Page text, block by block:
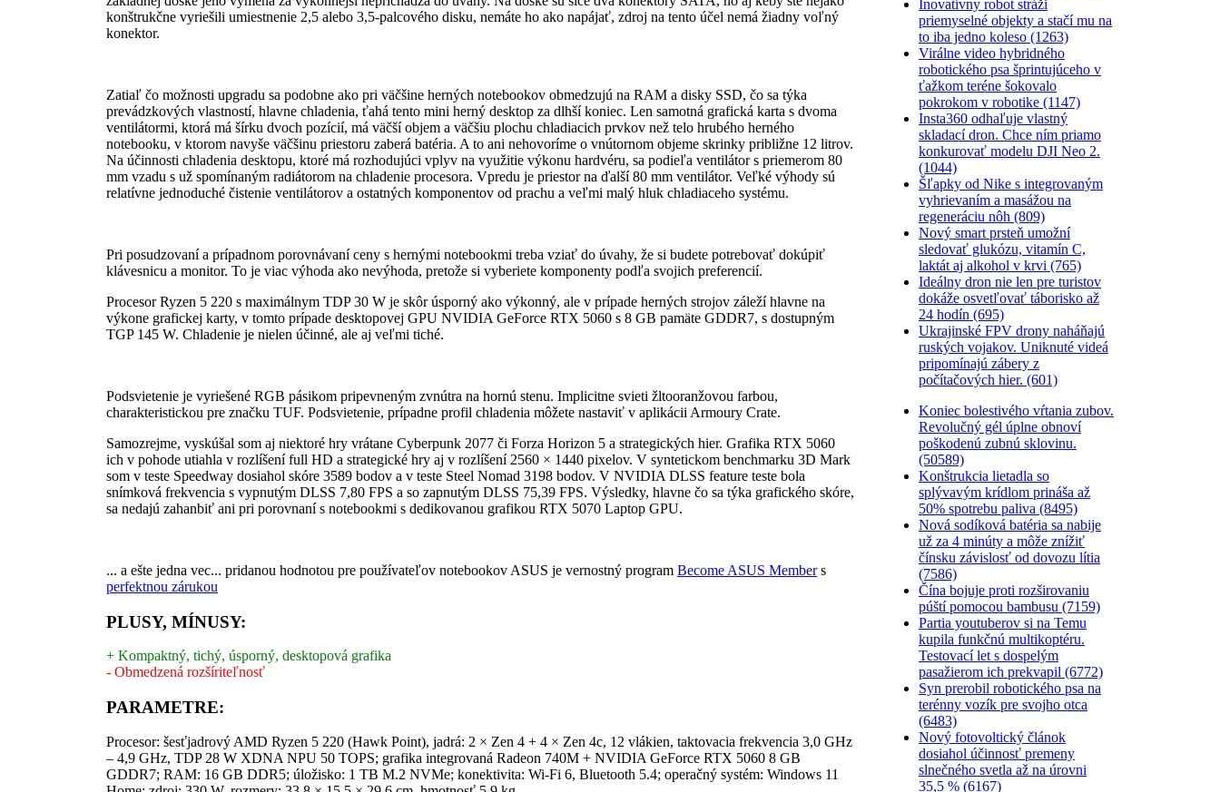
konštrukčne vyriešili umiestnenie 2,5 alebo 3,5-palcového disku, nemáte ho ako napájať, zdroj na tento účel nemá žiadny voľný
konektor.
Zatiaľ čo možnosti upgradu sa podobne ako pri väčšine herných notebookov obmedzujú na RAM a disky SSD, čo sa týka
prevádzkových vlastností, hlavne chladenia, ťahá tento mini herný desktop za dlhší koniec. Len samotná grafická karta s dvoma
ventilátormi, ktorá má šírku dvoch pozícií, má väčší objem a väčšiu plochu chladiacich prvkov než telo hrubého herného
notebooku, v ktorom navyše väčšinu priestoru zaberá batéria. A to ani nehovoríme o vnútornom objeme skrinky približne 12 litrov.
Na účinnosti chladenia desktopu, ktoré má rozhodujúci vplyv na využitie výkonu hardvéru, sa podieľa ventilátor s priemerom 80
mm vzadu s už spomínaným radiátorom na chladenie procesora. Vpredu je priestor na ďalší 80 mm ventilátor. Veľké výhody sú
relatívne jednoduché čistenie ventilátorov a ostatných komponentov od prachu a veľmi malý hluk chladiaceho systému.
Pri posudzovaní a prípadnom porovnávaní ceny s hernými ­notebookmi treba vziať do úvahy, že si budete potrebovať dokúpiť
klávesnicu a monitor. To je viac výhoda ako nevýhoda, pretože si vyberiete komponenty podľa svojich preferencií.
Procesor Ryzen 5 220 s maximálnym TDP 30 W je skôr úsporný ako výkonný, ale v prípade herných strojov záleží hlavne na
výkone grafickej karty, v tomto prípade desktopovej GPU NVIDIA GeForce RTX 5060 s 8 GB pamäte GDDR7, s dostupným
TGP 145 W. Chladenie je nielen účinné, ale aj veľmi tiché.
Podsvietenie je vyriešené RGB pásikom pripevneným zvnútra na hornú stenu. Implicitne svieti žltooranžovou farbou,
charakteristickou pre značku TUF. Podsvietenie, prípadne profil chladenia môžete nastaviť v aplikácii Armoury Crate.
Samozrejme, vyskúšal som aj niektoré hry vrátane Cyberpunk 2077 či Forza Horizon 5 a strategických hier. Grafika RTX 5060
ich v pohode utiahla v rozlíšení full HD a strategické hry aj v rozlíšení 2560 × 1440 pixelov. V syntetickom bench­marku 3D Mark
som v teste Speedway dosiahol skóre 3589 bodov a v teste Steel Nomad 3198 bodov. V NVIDIA DLSS feature teste bola
snímková frekvencia s vypnutým DLSS 7,80 FPS a so zapnutým DLSS 75,39 FPS. Výsledky, hlavne čo sa týka grafického skóre,
sa nedajú zahanbiť ani pri porovnaní s notebookmi s dedikovanou grafikou RTX 5070 Laptop GPU.
... a ešte jedna vec... pridanou hodnotou pre používateľov notebookov ASUS je vernostný program Become ASUS Members
perfektnou zárukou
PLUSY, MÍNUSY:
+ Kompaktný, tichý, úsporný, desktopová grafika
- Obmedzená rozšíriteľnosť
PARAMETRE:
Procesor: šesťjadrový AMD Ryzen 5 220 (Hawk Point), jadrá: 2 × Zen 4 + 4 × Zen 4c, 12 vlákien, taktovacia frekvencia 3,0 GHz
– 4,9 GHz, TDP 28 W XDNA NPU 50 TOPS; grafika integrovaná Radeon 740M + NVIDIA GeForce RTX 5060 8 GB
GDDR7; RAM: 16 GB DDR5; úložisko: 1 TB M.2 NVMe; konekti­vita: Wi-Fi 6, Bluetooth 5.4; operačný systém: Windows 11
Inovatívny robot stráži
priemyselné objekty a stačí mu na
to iba jedno koleso (1263)
Virálne video hybridného
robotického psa šprintujúceho v
ťažkom teréne šokovalo
pokrokom v robotike (1147)
Insta360 odhaľuje vlastný
skladací dron. Chce ním priamo
konkurovať modelu DJI Neo 2.
(1044)
Šľapky od Nike s integrovaným
vyhrievaním a masážou na
regeneráciu nôh (809)
Nový smart prsteň umožní
sledovať glukózu, vitamín C,
laktát aj alkohol v krvi (765)
Ideálny dron nie len pre turistov
dokáže osvetľovať táborisko až
24 hodín (695)
Ukrajinské FPV drony naháňajú
ruských vojakov. Uniknuté videá
pripomínajú zábery z
počítačových hier. (601)
Koniec bolestivého vŕtania zubov.
Revolučný gél úplne obnoví
poškodenú zubnú sklovinu.
(50589)
Konštrukcia lietadla so
splývavým krídlom prináša až
50% spotrebu paliva (8495)
Nová sodíková batéria sa nabije
už za 4 minúty a môže znížiť
čínsku závislosť od dovozu lítia
(7586)
Čína bojuje proti rozširovaniu
púští pomocou bambusu (7159)
Partia youtuberov si na Temu
kupila funkčnú multikoptéru.
Testovací let s dospelým
pasažierom ich prekvapil (6772)
Syn prerobil robotického psa na
terénny vozík pre svojho otca
(6483)
Nový fotovoltický článok
dosiahol účinnosť premeny
slnečného svetla až na úrovni
35,5 % (6167)